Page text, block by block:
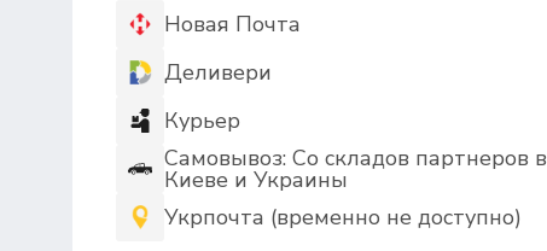
Новая Почта
Деливери
Курьер
Самовывоз: Со складов партнеров в
Киеве и Украины
Укрпочта (временно не доступно)